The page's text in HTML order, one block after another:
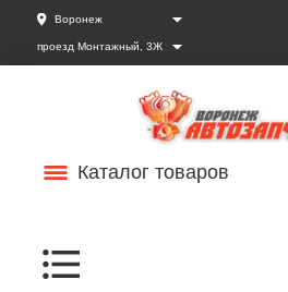
Воронеж
проезд Монтажный, 3Ж
Каталог товаров